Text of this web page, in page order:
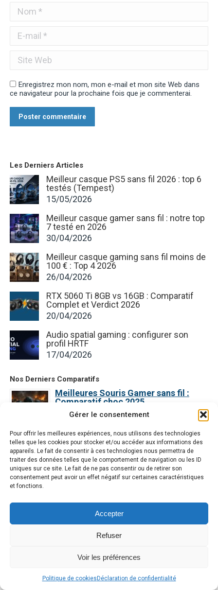
Gérer le consentement
Pour offrir les meilleures expériences, nous utilisons des technologies
telles que les cookies pour stocker et/ou accéder aux informations des
appareils. Le fait de consentir à ces technologies nous permettra de
traiter des données telles que le comportement de navigation ou les ID
uniques sur ce site. Le fait de ne pas consentir ou de retirer son
consentement peut avoir un effet négatif sur certaines caractéristiques
et fonctions.
Accepter
Refuser
Voir les préférences
Politique de cookies Déclaration de confidentialité
Nom *
E-mail *
Site Web
Enregistrez mon nom, mon e-mail et mon site Web dans
ce navigateur pour la prochaine fois que je commenterai.
Poster commentaire
Les Derniers Articles
Meilleur casque PS5 sans fil 2026 : top 6
testés (Tempest)
15/05/2026
Meilleur casque gamer sans fil : notre top
7 testé en 2026
30/04/2026
Meilleur casque gaming sans fil moins de
100 € : Top 4 2026
26/04/2026
RTX 5060 Ti 8GB vs 16GB : Comparatif
Complet et Verdict 2026
20/04/2026
Audio spatial gaming : configurer son
profil HRTF
17/04/2026
Nos Derniers Comparatifs
Meilleures Souris Gamer sans fil :
Comparatif choc 2025
Voir le comparatif →
Meilleur PC gamer portable 2025 : Top
3 pour ne pas se tromper
Voir le comparatif →
Meilleure souris gaming filaire 2025 :
Le comparatif ultime
comparatif va tout changer
Voir le comparatif →
Gaming Sans Fil en 2025